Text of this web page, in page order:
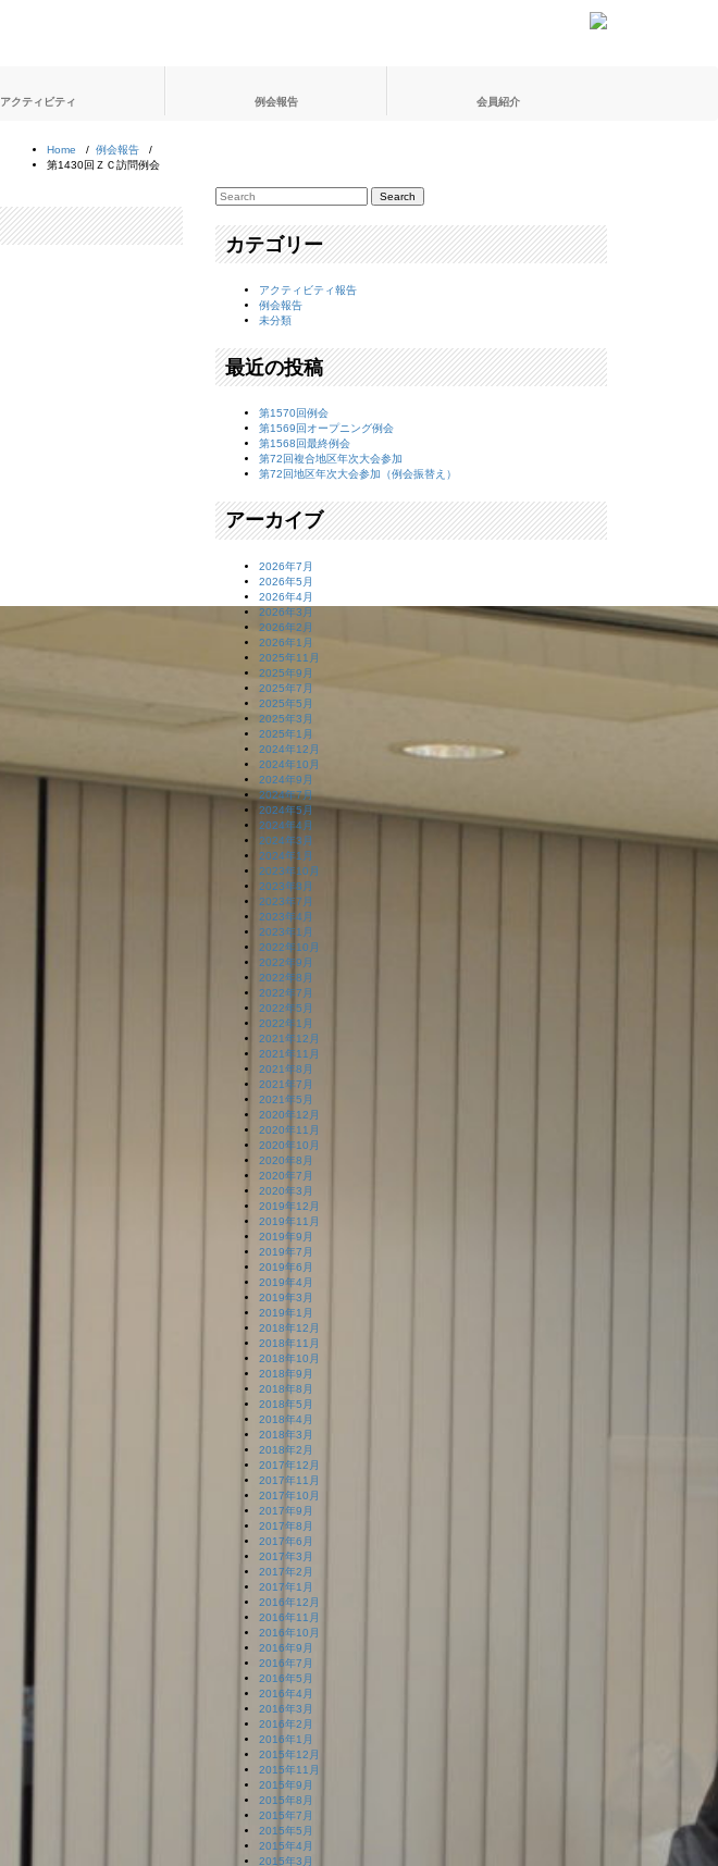
アクティビティ 例会報告 会員紹介
Home / 例会報告 /
第1430回ＺＣ訪問例会
カテゴリー
アクティビティ報告
例会報告
未分類
最近の投稿
第1570回例会
第1569回オープニング例会
第1568回最終例会
第72回複合地区年次大会参加
第72回地区年次大会参加（例会振替え）
アーカイブ
2026年7月
2026年5月
2026年4月
2026年3月
2026年2月
2026年1月
2025年11月
2025年9月
2025年7月
2025年5月
2025年3月
2025年1月
2024年12月
2024年10月
2024年9月
2024年7月
2024年5月
2024年4月
2024年3月
2024年1月
2023年10月
2023年8月
2023年7月
2023年4月
2023年1月
2022年10月
2022年9月
2022年8月
2022年7月
2022年5月
2022年1月
2021年12月
2021年11月
2021年8月
2021年7月
2021年5月
2020年12月
2020年11月
2020年10月
2020年8月
2020年7月
2020年3月
2019年12月
2019年11月
2019年9月
2019年7月
2019年6月
2019年4月
2019年3月
2019年1月
2018年12月
2018年11月
2018年10月
2018年9月
2018年8月
2018年5月
2018年4月
2018年3月
2018年2月
2017年12月
2017年11月
2017年10月
2017年9月
2017年8月
2017年6月
2017年3月
2017年2月
2017年1月
2016年12月
2016年11月
2016年10月
2016年9月
2016年7月
2016年5月
2016年4月
2016年3月
2016年2月
2016年1月
2015年12月
2015年11月
2015年9月
2015年8月
2015年7月
2015年5月
2015年4月
2015年3月